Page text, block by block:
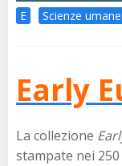
E Scienze umane
Early
La collezione
stampate nei 250